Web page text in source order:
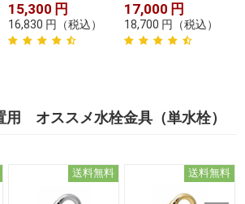
15,300 円
16,830 円 （税込）
17,000 円
18,700 円 （税込）
オススメ水栓金具（単水栓）
送料無料 送料無料